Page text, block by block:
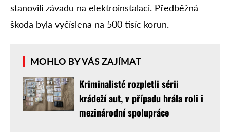
stanovili závadu na elektroinstalaci. Předběžná
škoda byla vyčíslena na 500 tisíc korun.
MOHLO BY VÁS ZAJÍMAT
Kriminalisté rozpletli sérii
krádeží aut, v případu hrála roli i
mezinárodní spolupráce